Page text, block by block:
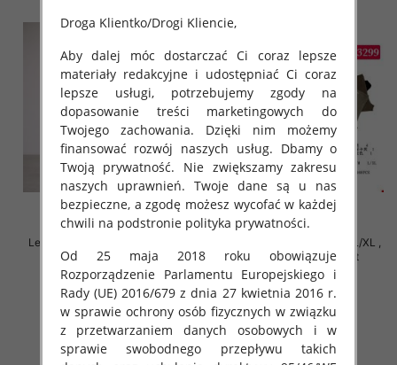
Leginsy damskie Roz S/M-L/XL ,
Mix Kolor Paczka 12 szt
20.00 zł
szczegóły
Leginsy damskie Roz S/M-L/XL ,
Mix Kolor Paczka 12 szt
20.00 zł
Droga Klientko/Drogi Kliencie,
Aby dalej móc dostarczać Ci coraz lepsze
materiały redakcyjne i udostępniać Ci coraz
lepsze usługi, potrzebujemy zgody na
dopasowanie treści marketingowych do
Twojego zachowania. Dzięki nim możemy
finansować rozwój naszych usług. Dbamy o
Twoją prywatność. Nie zwiększamy zakresu
naszych uprawnień. Twoje dane są u nas
bezpieczne, a zgodę możesz wycofać w każdej
chwili na podstronie polityka prywatności.
Od 25 maja 2018 roku obowiązuje
Rozporządzenie Parlamentu Europejskiego i
Rady (UE) 2016/679 z dnia 27 kwietnia 2016 r.
w sprawie ochrony osób fizycznych w związku
z przetwarzaniem danych osobowych i w
sprawie swobodnego przepływu takich